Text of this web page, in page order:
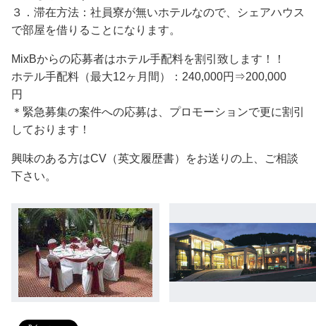
３．滞在方法：社員寮が無いホテルなので、シェアハウス
で部屋を借りることになります。
MixBからの応募者はホテル手配料を割引致します！！
ホテル手配料（最大12ヶ月間）：240,000円⇒200,000
円
＊緊急募集の案件への応募は、プロモーションで更に割引
しております！
興味のある方はCV（英文履歴書）をお送りの上、ご相談
下さい。